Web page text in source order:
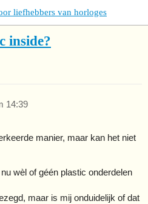
liefhebbers van horloges
inside?
14:39
manier, maar kan het niet
wèl of géén plastic onderdelen
maar is mij onduidelijk of dat